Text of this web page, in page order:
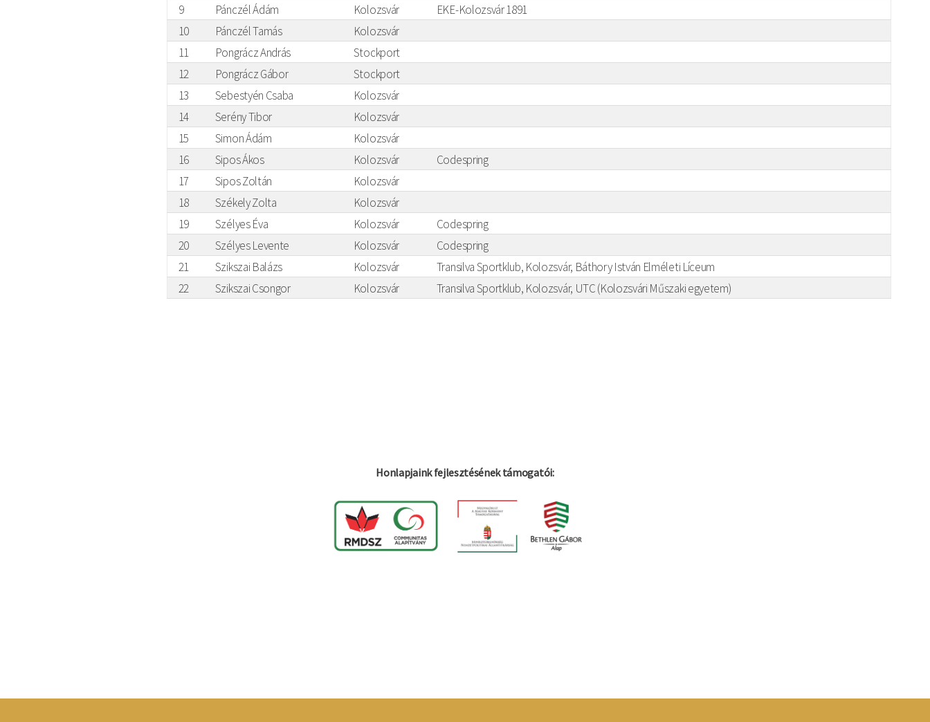
9
Pánczél Ádám Kolozsvár
EKE-Kolozsvár 1891
10
Pánczél Tamás
Kolozsvár
11
Pongrácz András
Stockport
12
Pongrácz Gábor
Stockport
13
Sebestyén Csaba
Kolozsvár
14
Serény Tibor
Kolozsvár
15
Simon Ádám
Kolozsvár
16
Sipos Ákos Kolozsvár
Codespring
17
Sipos Zoltán
Kolozsvár
18
Székely Zolta
Kolozsvár
19
Szélyes Éva Kolozsvár
Codespring
20
Szélyes Levente Kolozsvár
Codespring
21
Szikszai Balázs Kolozsvár
Transilva Sportklub, Kolozsvár, Báthory István Elméleti Líceum
22
Szikszai Csongor Kolozsvár Transilva Sportklub, Kolozsvár, UTC (Kolozsvári Műszaki egyetem)
Honlapjaink fejlesztésének támogatói: